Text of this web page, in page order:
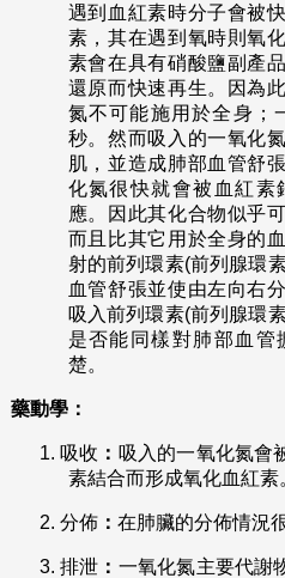
遇到血紅素時分子會被
素，其在遇到氧時則氧
素會在具有硝酸鹽副產
還原而快速再生。因為
氮不可能施用於全身；
秒。然而吸入的一氧化
肌，並造成肺部血管舒
化氮很快就會被血紅素
應。因此其化合物似乎
而且比其它用於全身的
射的前列環素(前列腺環
血管舒張並使由左向右
吸入前列環素(前列腺環
是否能同樣對肺部血管
楚。
藥動學：
1. 吸收 ： 吸入的一氧化氮會
素結合而形成氧化血紅素
2. 分佈： 在肺臟的分佈情況
3.排泄 ： 一氧化氮主要代謝